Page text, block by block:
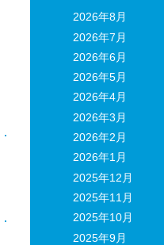
2026年8月
2026年7月
2026年6月
2026年5月
2026年4月
2026年3月
2026年2月
2026年1月
2025年12月
2025年11月
2025年10月
2025年9月